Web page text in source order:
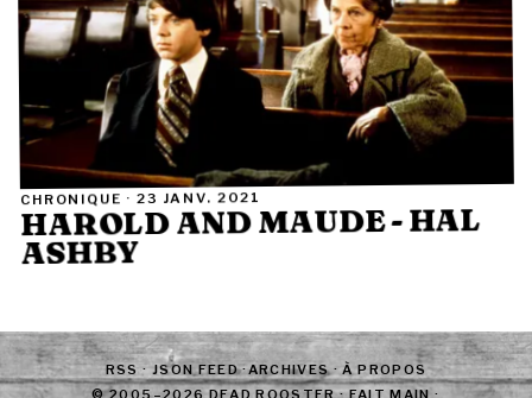
CHRONIQUE ·23 JANV. 2021
HAROLD AND MAUDE - HAL
ASHBY
RSS·JSON FEED·ARCHIVES·À PROPOS